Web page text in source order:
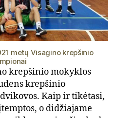
metų Visagino krepšinio
krepšinio mokyklos
krepšinio
Kaip ir tikėtasi,
o didžiajame